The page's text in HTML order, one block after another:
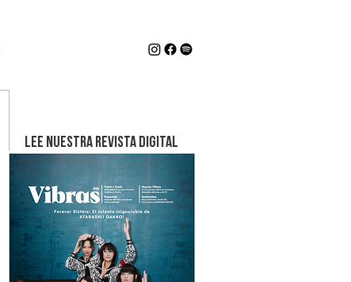
LEE NUESTRA REVISTA DIGITAL